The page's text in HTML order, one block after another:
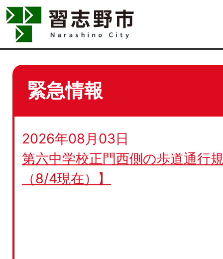
緊急情報
2026年08月03日
第六中学校正門西側の歩道通行
（8/4現在）】